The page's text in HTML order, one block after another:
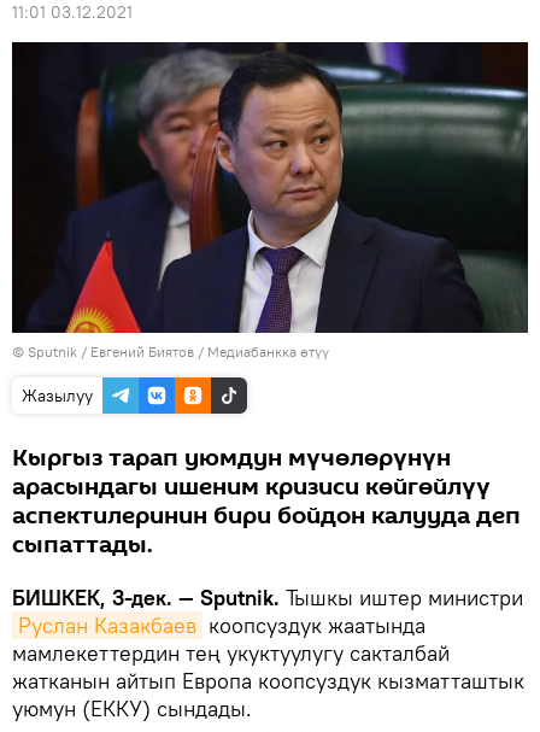
11:01 03.12.2021
© Sputnik / Евгений Биятов / Медиабанкка өтүү
Жазылуу
Кыргыз тарап уюмдун мүчөлөрүнүн
арасындагы ишеним кризиси көйгөйлүү
аспектилеринин бири бойдон калууда деп
сыпаттады.
БИШКЕК, 3-дек. — Sputnik. Тышкы иштер министри
Руслан Казакбаев коопсуздук жаатында
мамлекеттердин тең укуктуулугу сакталбай
жатканын айтып Европа коопсуздук кызматташтык
уюмун (ЕККУ) сындады.